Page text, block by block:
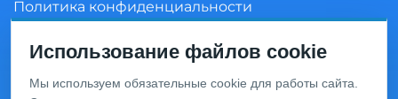
Политика конфиденциальности
Использование файлов cookie
Мы используем обязательные cookie для работы сайта.